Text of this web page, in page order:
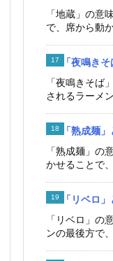
「地蔵」の意
で、席から動
「夜鳴き
「夜鳴きそば
されるラーメ
「熟成麺
「熟成麺」の
かせることで
「リベロ
「リベロ」の
ンの最後方で